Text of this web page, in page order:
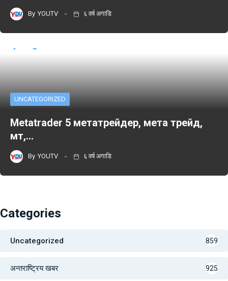
By YOUTV ६ वर्ष अगाडि
UNCATEGORIZED
Metatrader 5 метатрейдер, мета трейд,
мт,…
By YOUTV ६ वर्ष अगाडि
Categories
Uncategorized 859
अन्तराष्ट्रिय खबर 925